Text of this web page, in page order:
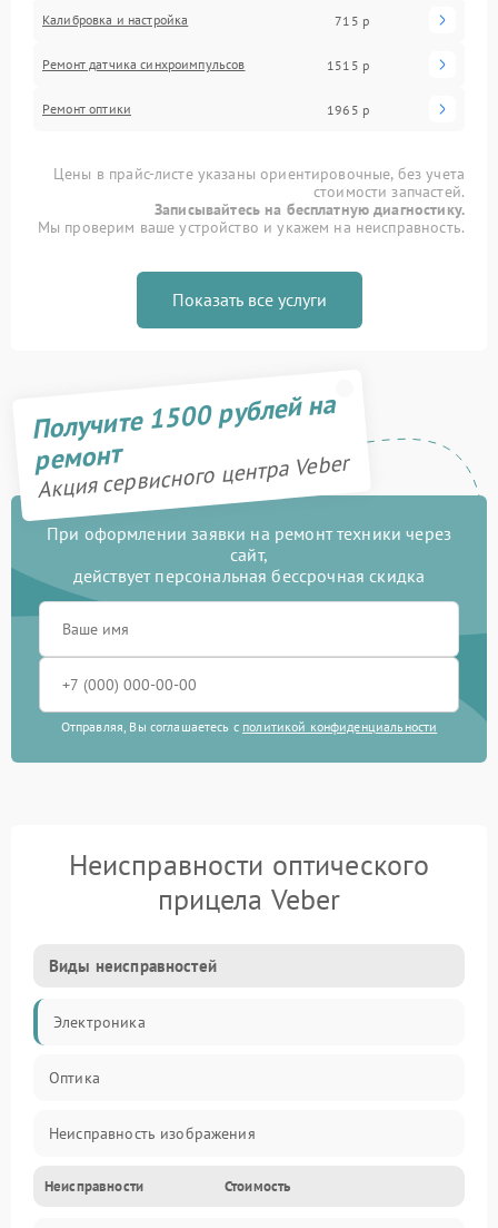
Калибровка и настройка 715 р
Ремонт датчика синхроимпульсов 1515 р
Ремонт оптики 1965 р
Цены в прайс-листе указаны ориентировочные, без учета
стоимости запчастей.
Записывайтесь на бесплатную диагностику.
Мы проверим ваше устройство и укажем на неисправность.
Показать все услуги
Получите 1500 рублей на
ремонт
Акция сервисного центра Veber
При оформлении заявки на ремонт техники через
сайт,
действует персональная бессрочная скидка
Отправляя, Вы соглашаетесь с политикой конфиденциальности
Неисправности оптического
прицела Veber
Виды неисправностей
Электроника
Оптика
Неисправность изображения
Механические повреждения
Неисправности Стоимость